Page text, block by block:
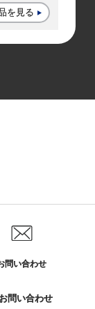
を見る
問い合わせ
問い合わせ